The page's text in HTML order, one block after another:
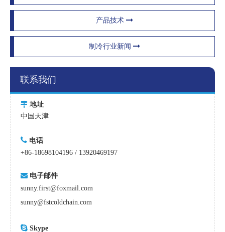
产品技术
制冷行业新闻
联系我们
 地址
中国天津
 电话
+86-18698104196 / 13920469197
 电子邮件
sunny.first@foxmail.com
sunny@fstcoldchain.com
 Skype